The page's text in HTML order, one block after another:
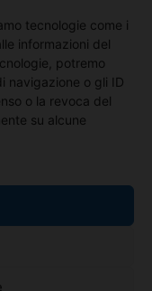
tecnologie come i
informazioni del
potremo
navigazione o gli ID
o la revoca del
su alcune